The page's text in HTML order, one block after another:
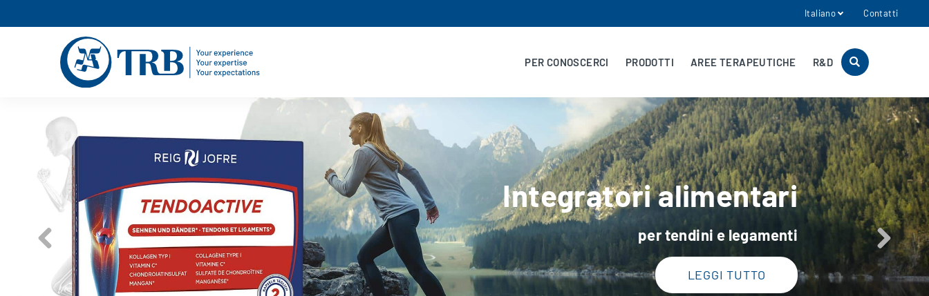
Italiano Contatti
PER CONOSCERCI PRODOTTI AREE TERAPEUTICHE R&D
Integratori alimentari
per tendini e legamenti
LEGGI TUTTO